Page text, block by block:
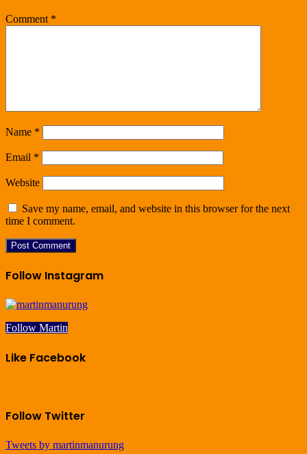
Comment *
Name *
Email *
Website
Save my name, email, and website in this browser for the next
time I comment.
Follow Instagram
Follow Martin
Like Facebook
Follow Twitter
Tweets by martinmanurung